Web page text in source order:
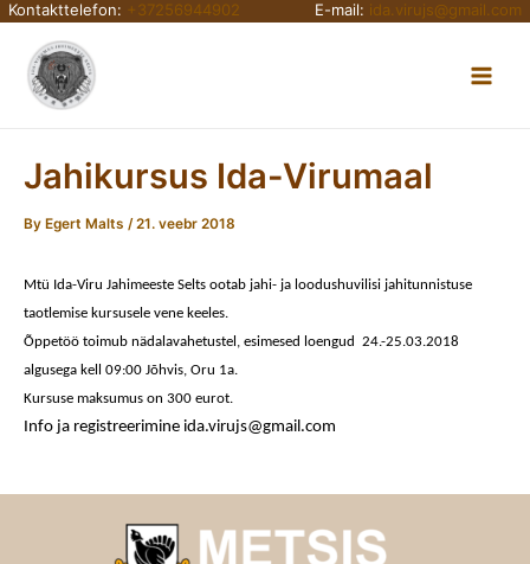
Skip
content
Kontakttelefon: +37256944902 E-mail: ida.virujs@gmail.com
Jahikursus Ida-Virumaal
By Egert Malts /21. veebr 2018
Mtü Ida-Viru Jahimeeste Selts ootab jahi- ja loodushuvilisi jahitunnistuse
taotlemise kursusele vene keeles.
Õppetöö toimub nädalavahetustel, esimesed loengud
24.-25.03.2018
algusega kell 09:00 Jõhvis, Oru 1a.
Kursuse maksumus on 300 eurot.
Info ja registreerimine ida.virujs@gmail.com